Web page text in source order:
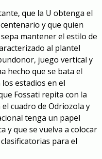
que la U obtenga el
y que quien
mantener el estilo de
al plantel
juego vertical y
hecho que se bata el
estadios en el
Fossati repita con la
cuadro de Odriozola y
tenga un papel
y que se vuelva a colocar
para el